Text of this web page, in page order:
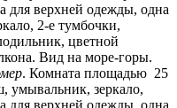
для верхней одежды, одна
2-е тумбочки,
цветной
Вид на море-горы.
. Комната площадью 25
умывальник, зеркало,
для верхней одежды, одна